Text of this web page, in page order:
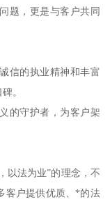
题，更是与客户共同
信的执业精神和丰富
。
的守护者，为客户架
以法为业”的理念，不
客户提供优质、*的法